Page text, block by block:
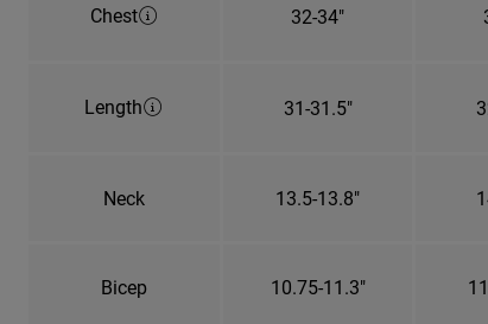
Chest 32-34"
Length 31-31.5"
Neck 13.5-13.8"
Bicep 10.75-11.3"